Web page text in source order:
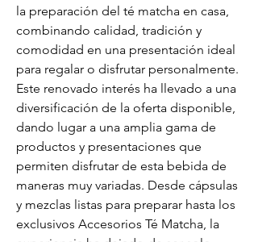
la preparación del té matcha en casa,
combinando calidad, tradición y
comodidad en una presentación ideal
para regalar o disfrutar personalmente.
Este renovado interés ha llevado a una
diversificación de la oferta disponible,
dando lugar a una amplia gama de
productos y presentaciones que
permiten disfrutar de esta bebida de
maneras muy variadas. Desde cápsulas
y mezclas listas para preparar hasta los
exclusivos Accesorios Té Matcha, la